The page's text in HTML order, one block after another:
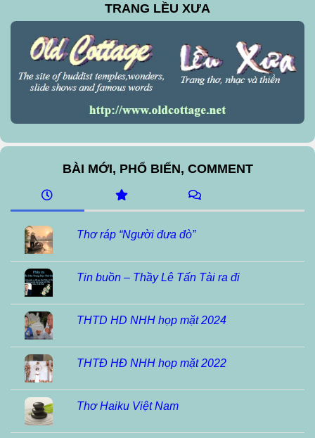
TRANG LỀU XƯA
BÀI MỚI, PHỔ BIẾN, COMMENT
Thơ ráp “Người đưa đò”
Tin buồn – Thầy Lê Tấn Tài ra đi
THTD HD NHH họp mặt 2024
THTĐ HĐ NHH họp mặt 2022
Thơ Haiku Việt Nam